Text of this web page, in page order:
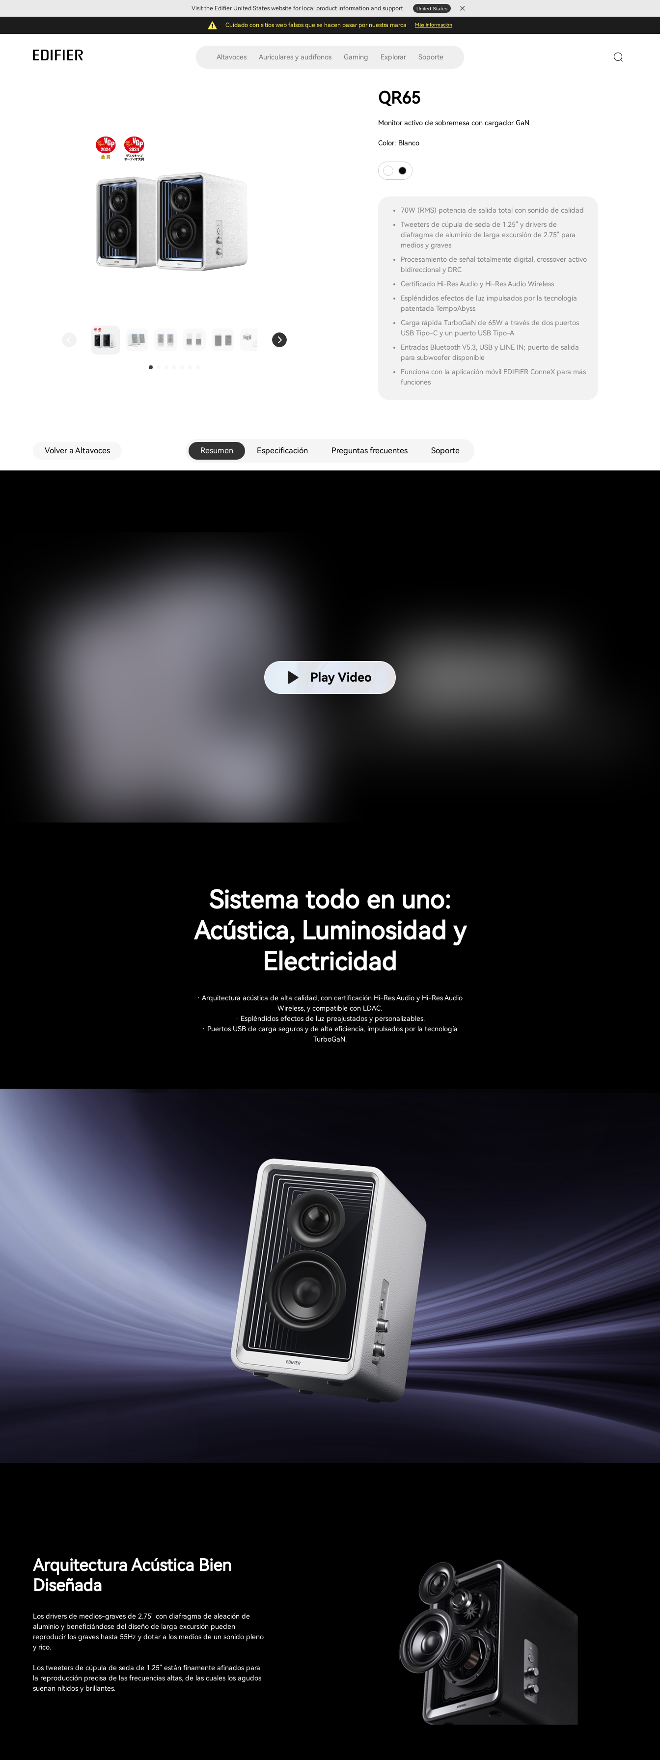
Visit the Edifier United States website for local product information and support. United States
Cuidado con sitios web falsos que se hacen pasar por nuestra marca Más información
Altavoces Auriculares y audífonos Gaming Explorar Soporte
QR65
Monitor activo de sobremesa con cargador GaN
Color: Blanco
70W (RMS) potencia de salida total con sonido de calidad
Tweeters de cúpula de seda de 1.25" y drivers de
diafragma de aluminio de larga excursión de 2.75" para
medios y graves
Procesamiento de señal totalmente digital, crossover activo
bidireccional y DRC
Certificado Hi-Res Audio y Hi-Res Audio Wireless
Espléndidos efectos de luz impulsados por la tecnología
patentada TempoAbyss
Carga rápida TurboGaN de 65W a través de dos puertos
USB Tipo-C y un puerto USB Tipo-A
Entradas Bluetooth V5.3, USB y LINE IN; puerto de salida
para subwoofer disponible
Funciona con la aplicación móvil EDIFIER ConneX para más
funciones
Volver a Altavoces Resumen Especificación Preguntas frecuentes Soporte
Sistema todo en uno:
Acústica, Luminosidad y
Electricidad
· Arquitectura acústica de alta calidad, con certificación Hi-Res Audio y Hi-Res Audio
Wireless, y compatible con LDAC.
· Espléndidos efectos de luz preajustados y personalizables.
· Puertos USB de carga seguros y de alta eficiencia, impulsados por la tecnología
TurboGaN.
Arquitectura Acústica Bien
Diseñada
Los drivers de medios-graves de 2.75" con diafragma de aleación de
aluminio y beneficiándose del diseño de larga excursión pueden
reproducir los graves hasta 55Hz y dotar a los medios de un sonido pleno
y rico.
Los tweeters de cúpula de seda de 1.25" están finamente afinados para
la reproducción precisa de las frecuencias altas, de las cuales los agudos
suenan nítidos y brillantes.